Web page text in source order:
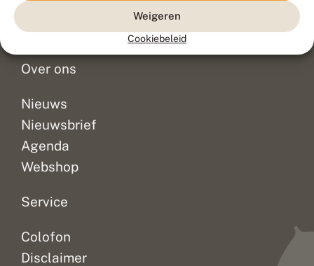
Weigeren
Cookiebeleid
Doneer
Over ons
Nieuws
Nieuwsbrief
Agenda
Webshop
Service
Colofon
Disclaimer